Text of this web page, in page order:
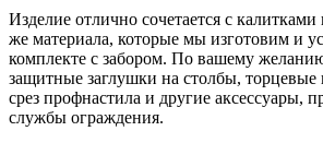
Изделие отлично сочетается с
же материала, которые мы изготовим и
комплекте с забором. По вашему
защитные заглушки на столбы, торцевые
срез профнастила и другие аксессуары,
службы ограждения.